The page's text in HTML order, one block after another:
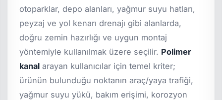
otoparklar, depo alanları, yağmur suyu hatları,
peyzaj ve yol kenarı drenajı gibi alanlarda,
doğru zemin hazırlığı ve uygun montaj
yöntemiyle kullanılmak üzere seçilir. Polimer
kanal arayan kullanıcılar için temel kriter;
ürünün bulunduğu noktanın araç/yaya trafiği,
yağmur suyu yükü, bakım erişimi, korozyon